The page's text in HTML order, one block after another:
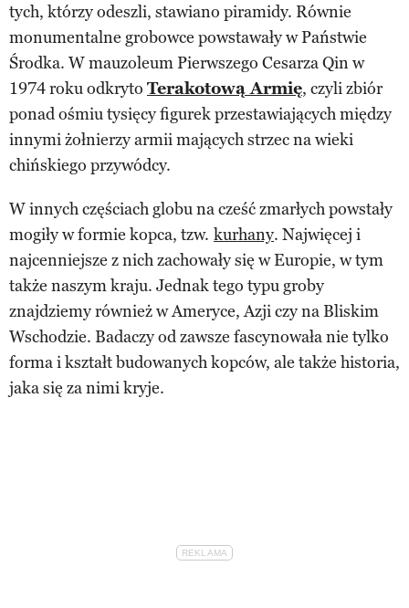
tych, którzy odeszli, stawiano piramidy. Równie
monumentalne grobowce powstawały w Państwie
Środka. W mauzoleum Pierwszego Cesarza Qin w
1974 roku odkryto Terakotową Armię, czyli zbiór
ponad ośmiu tysięcy figurek przestawiających między
innymi żołnierzy armii mających strzec na wieki
chińskiego przywódcy.
W innych częściach globu na cześć zmarłych powstały
mogiły w formie kopca, tzw. kurhany. Najwięcej i
najcenniejsze z nich zachowały się w Europie, w tym
także naszym kraju. Jednak tego typu groby
znajdziemy również w Ameryce, Azji czy na Bliskim
Wschodzie. Badaczy od zawsze fascynowała nie tylko
forma i kształt budowanych kopców, ale także historia,
jaka się za nimi kryje.